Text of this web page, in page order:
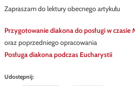
Zapraszam do lektury obecnego artykułu
Przygotowanie diakona do posługi w czasie
oraz poprzedniego opracowania
Posługa diakona podczas Eucharystii
Udostępnij: